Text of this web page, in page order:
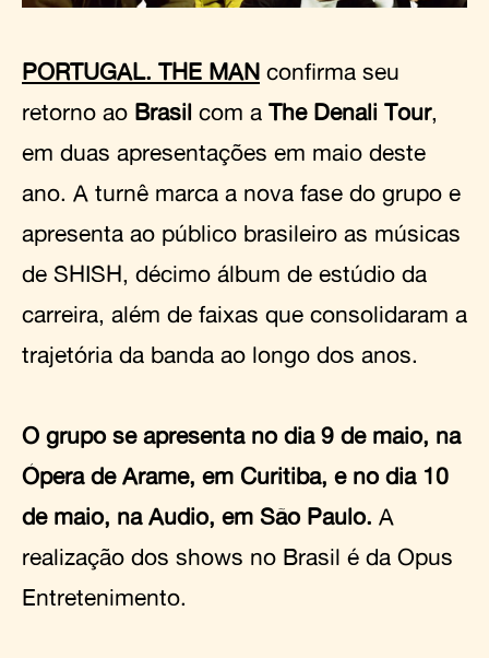
PORTUGAL. THE MAN confirma seu
retorno ao Brasil com a The Denali Tour,
em duas apresentações em maio deste
ano. A turnê marca a nova fase do grupo e
apresenta ao público brasileiro as músicas
de SHISH, décimo álbum de estúdio da
carreira, além de faixas que consolidaram a
trajetória da banda ao longo dos anos.
O grupo se apresenta no dia 9 de maio, na
Ópera de Arame, em Curitiba, e no dia 10
de maio, na Audio, em São Paulo. A
realização dos shows no Brasil é da Opus
Entretenimento.